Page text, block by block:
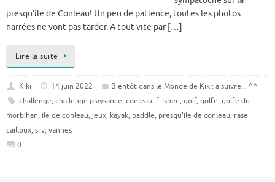
presqu’ile de Conleau! Un peu de patience, toutes les photos
narrées ne vont pas tarder. A tout vite par […]
Lire la suite
Kiki 14 juin 2022
Bientôt dans le Monde de Kiki: à suivre... ^^
challenge, challenge playsance, conleau, frisbee, golf, golfe, golfe du
morbihan, ile de conleau, jeux, kayak, paddle, presqu'ile de conleau, rase
cailloux, srv, vannes
0